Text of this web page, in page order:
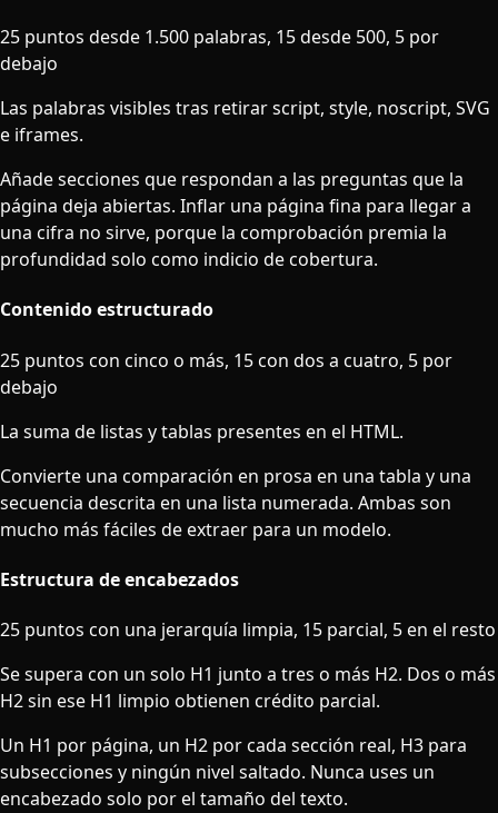
25 puntos desde 1.500 palabras, 15 desde 500, 5 por
debajo
Las palabras visibles tras retirar script, style, noscript, SVG
e iframes.
Añade secciones que respondan a las preguntas que la
página deja abiertas. Inflar una página fina para llegar a
una cifra no sirve, porque la comprobación premia la
profundidad solo como indicio de cobertura.
Contenido estructurado
25 puntos con cinco o más, 15 con dos a cuatro, 5 por
debajo
La suma de listas y tablas presentes en el HTML.
Convierte una comparación en prosa en una tabla y una
secuencia descrita en una lista numerada. Ambas son
mucho más fáciles de extraer para un modelo.
Estructura de encabezados
25 puntos con una jerarquía limpia, 15 parcial, 5 en el resto
Se supera con un solo H1 junto a tres o más H2. Dos o más
H2 sin ese H1 limpio obtienen crédito parcial.
Un H1 por página, un H2 por cada sección real, H3 para
subsecciones y ningún nivel saltado. Nunca uses un
encabezado solo por el tamaño del texto.